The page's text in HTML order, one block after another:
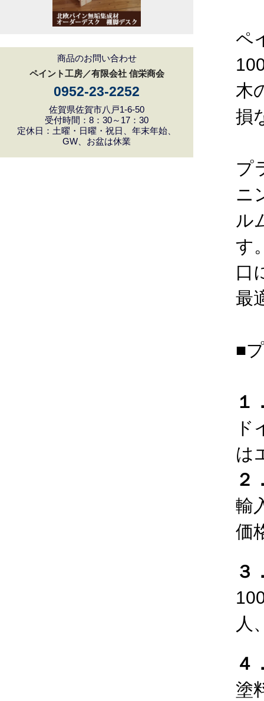
商品のお問い合わせ
ペイント工房／有限会社 信栄商会
0952-23-2252
佐賀県佐賀市八戸1-6-50
受付時間：8：30～17：30
定休日：土曜・日曜・祝日、年末年始、
GW、お盆は休業
ペ
木
損
プ
ニ
ル
す
口
最
■
１
ド
は
２
輸
価
３
人
４
塗